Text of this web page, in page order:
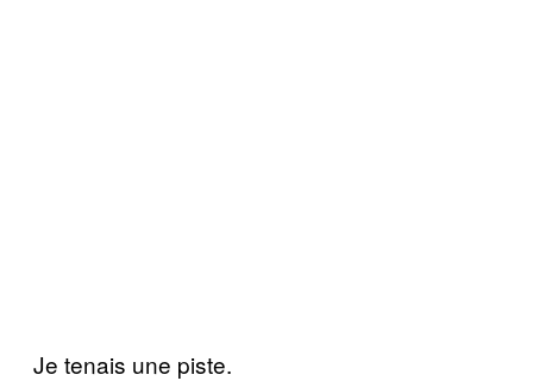
Je tenais une piste.